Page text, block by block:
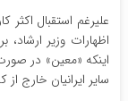
علیرغم استقبال اکثر
اظهارات وزیر
اینکه «معین» در
سایر ایرانیان خارج